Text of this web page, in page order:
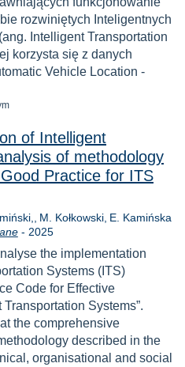
rozwiniętych Inteligentnych
Intelligent Transportation
korzysta się z danych
Vehicle Location -
of Intelligent
of methodology
Practice for ITS
M. Kołkowski E. Kamińska
- Rok
2025
the implementation
Systems (ITS)
Code for Effective
Systems”.
the comprehensive
described in the
organisational and social